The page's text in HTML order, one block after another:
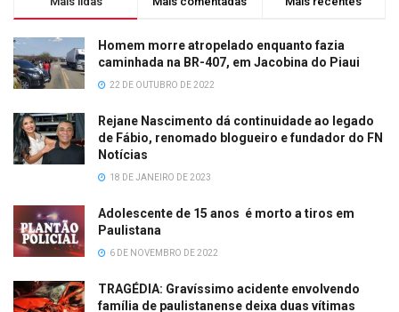
Homem morre atropelado enquanto fazia
caminhada na BR-407, em Jacobina do Piaui
22 DE OUTUBRO DE 2022
Rejane Nascimento dá continuidade ao legado
de Fábio, renomado blogueiro e fundador do FN
Notícias
18 DE JANEIRO DE 2023
Adolescente de 15 anos é morto a tiros em
Paulistana
6 DE NOVEMBRO DE 2022
TRAGÉDIA: Gravíssimo acidente envolvendo
família de paulistanense deixa duas vítimas